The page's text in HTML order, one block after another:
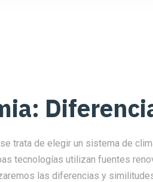
trata de elegir un sistema de
tecnologías utilizan fuentes
las diferencias y similitudes